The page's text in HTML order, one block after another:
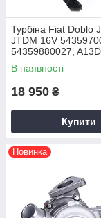
Турбіна Fiat Doblo
JTDM 16V
54359880027,
55225439,
1.3 CDTI 95 HP
В наявності
18 950 ₴
Купити
Новинка